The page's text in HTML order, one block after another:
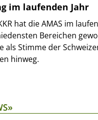
im laufenden Jahr
hat die AMAS im
Bereichen
als Stimme der
hinweg.